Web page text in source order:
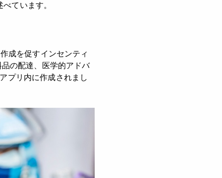
ています。
成を促すインセンティ
の配達、医学的アドバ
プリ内に作成されまし